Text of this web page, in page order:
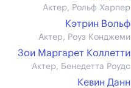
Актер, Рольф Харпер
Кэтрин Вольф
Актер, Роуз Конджеми
Зои Маргарет Коллетти
Актер, Бенедетта Роудс
Кевин Данн